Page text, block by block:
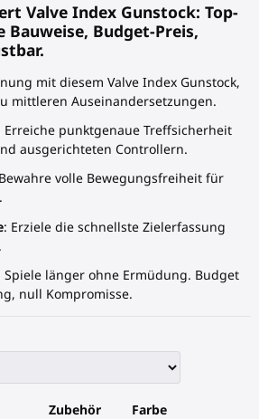
Valve Index Gunstock: Top-
Bauweise, Budget-Preis,
mit diesem Valve Index Gunstock,
mittleren Auseinandersetzungen.
Erreiche punktgenaue Treffsicherheit
ausgerichteten Controllern.
volle Bewegungsfreiheit für
: Erziele die schnellste Zielerfassung
Spiele länger ohne Ermüdung. Budget
null Kompromisse.
Zubehör
Farbe